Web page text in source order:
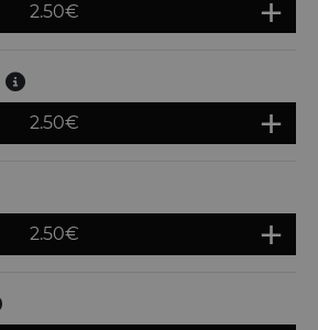
2.50€
2.50€
2.50€